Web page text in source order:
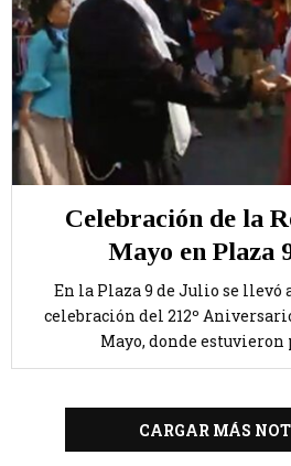
Celebración de la
Mayo en Plaza
En la Plaza 9 de Julio se llevó
celebración del 212º
Mayo, donde estuvieron
CARGAR MÁS